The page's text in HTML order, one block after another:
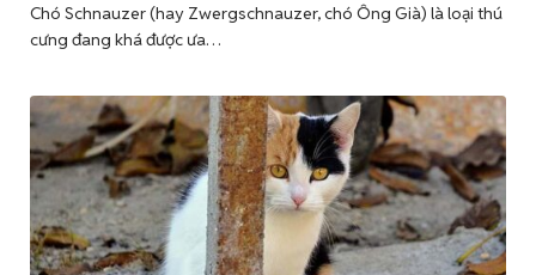
Chó Schnauzer (hay Zwergschnauzer, chó Ông Già) là loại thú
cưng đang khá được ưa…